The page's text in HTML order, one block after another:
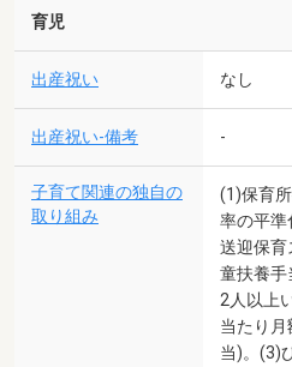
育児
出産祝い なし
出産祝い-備考 -
子育て関連の独自の
取り組み
(1)保育
率の平準
送迎保育
童扶養手
2人以上
当たり
当)。(3)